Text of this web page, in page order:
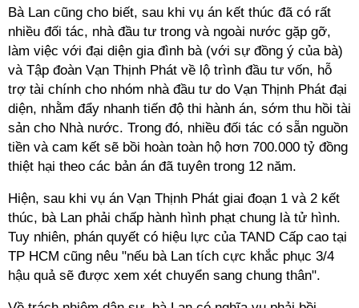
Bà Lan cũng cho biết, sau khi vụ án kết thúc đã có rất
nhiều đối tác, nhà đầu tư trong và ngoài nước gặp gỡ,
làm việc với đại diện gia đình bà (với sự đồng ý của bà)
và Tập đoàn Vạn Thịnh Phát về lộ trình đầu tư vốn, hỗ
trợ tài chính cho nhóm nhà đầu tư do Vạn Thịnh Phát đại
diện, nhằm đẩy nhanh tiến độ thi hành án, sớm thu hồi tài
sản cho Nhà nước. Trong đó, nhiều đối tác có sẵn nguồn
tiền và cam kết sẽ bồi hoàn toàn hộ hơn 700.000 tỷ đồng
thiệt hại theo các bản án đã tuyên trong 12 năm.
Hiện, sau khi vụ án Vạn Thịnh Phát giai đoạn 1 và 2 kết
thúc, bà Lan phải chấp hành hình phạt chung là tử hình.
Tuy nhiên, phán quyết có hiệu lực của TAND Cấp cao tại
TP HCM cũng nêu "nếu bà Lan tích cực khắc phục 3/4
hậu quả sẽ được xem xét chuyển sang chung thân".